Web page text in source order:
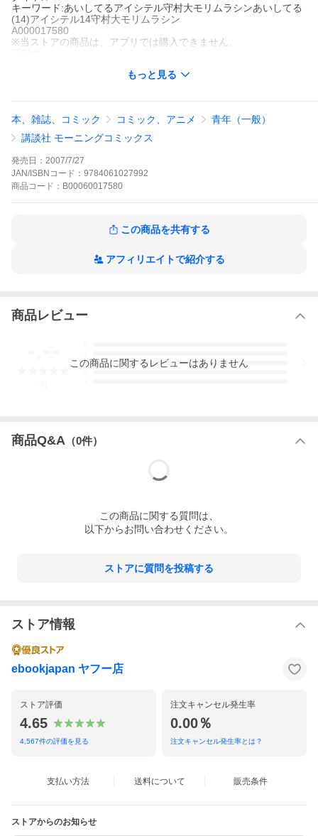
キーワード:あいしてるアイシテル守村大モリムラシンあいしてる
(14)アイシテル14守村大モリムラシン
A000017580
※当ストアの商品は、アプリでは購入できません。
(みなみだにかつひこ)と再会した鉄馬は、ボクシングで日本一にな
ることを決意する!鉄馬は南谷に連れられ、恋人を事故で亡くした
女性会長の営むボクシングジム・若葉へ入会することに。鉄馬の
日本一への挑戦が今、始まった!!
あいしてるの作品をもっと見る
もっと見る
本、雑誌、コミック コミック、アニメ
青年（一般）
講談社 モーニングコミックス
発売日： 2007/7/27
JAN/ISBNコード： 9784061027992
商品 コード： B00060017580
この商品を共有する
アフィリエイトで紹介する
商品レビュー
3
この商品に関するレビューはありません
商品Q&A （0件）
この商品に関する質問は、
以下からお問い合わせください。
ストアに質問を投稿する
ストア情報
ebookjapan ヤフー店
ストア評価
4.65
4,567件の評価を見る
注文キャンセル発生率
0.00％
注文キャンセル発生率とは？
支払い方法 送料について 販売条件
ストアからのお知らせ